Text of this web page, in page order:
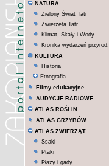
NATURA
Zielony Świat Tatr
Zwierzęta Tatr
Klimat, Skały i Wody
Kronika wydarzeń przyrod.
KULTURA
Historia
Etnografia
Filmy edukacyjne
AUDYCJE RADIOWE
ATLAS ROŚLIN
ATLAS GRZYBÓW
ATLAS ZWIERZĄT
Ssaki
Ptaki
Płazy i gady